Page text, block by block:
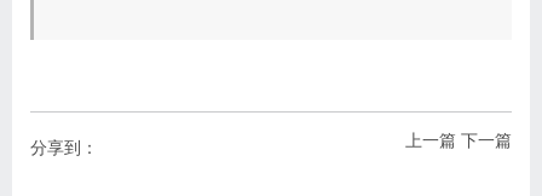
上一篇 下一篇
分享到：